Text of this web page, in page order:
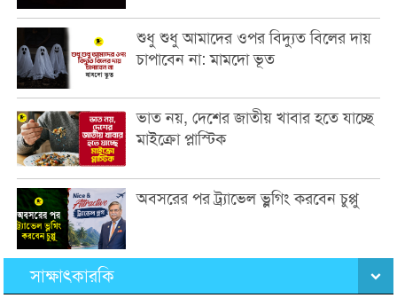
শুধু শুধু আমাদের ওপর বিদ্যুত বিলের দায়
চাপাবেন না: মামদো ভূত
ভাত নয়, দেশের জাতীয় খাবার হতে যাচ্ছে
মাইক্রো প্লাস্টিক
অবসরের পর ট্র্যাভেল ভ্লগিং করবেন চুপ্পু
সাক্ষাৎকারকি